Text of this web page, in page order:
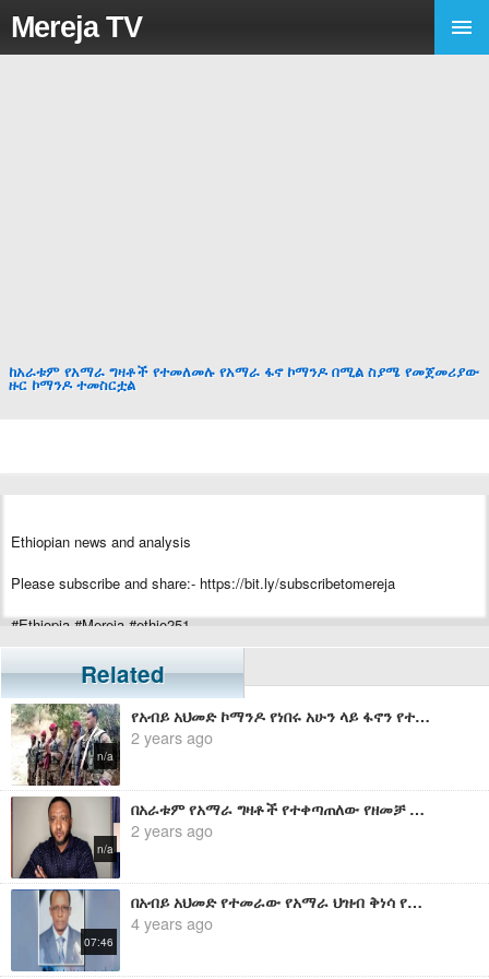
Mereja TV
ከአራቱም የአማራ ግዛቶች የተመለመሉ የአማራ ፋኖ ኮማንዶ በሚል ስያሜ የመጀመሪያው
ዙር ኮማንዶ ተመስርቷል
Ethiopian news and analysis
Please subscribe and share:- https://bit.ly/subscribetomereja
#Ethiopia #Mereja #ethio251
Related
n/a
የአብይ አህመድ ኮማንዶ የነበሩ አሁን ላይ ፋኖን የተቀላቀሉ ኮማንዶዎች የብርሀኑ ጁላ ሰራዊት መፈርስረሱን በዚህ መልኩ አጋልጠዋል
2 years ago
n/a
በአራቱም የአማራ ግዛቶች የተቀጣጠለው የዘመቻ ውብአንተ የድል ግስጋሴ - በጋዜጠኛ ይርጋ አበበ
2 years ago
07:46
በአብይ አህመድ የተመራው የአማራ ህዝብ ቅነሳ የመጀመሪያው ዙር በድል ተጠናቋል - ትግስት
4 years ago